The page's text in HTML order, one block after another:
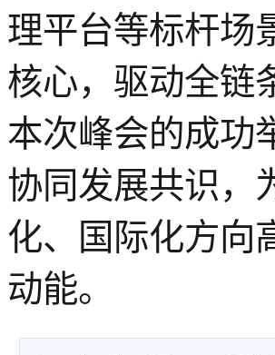
理平台等标杆场
核心，驱动全链
本次峰会的成功
协同发展共识，
化、国际化方向
动能。